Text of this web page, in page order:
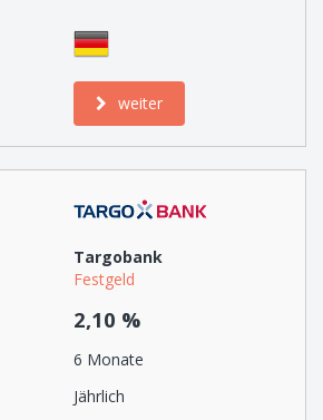
weiter
Targobank
Festgeld
2,10 %
6 Monate
Jährlich